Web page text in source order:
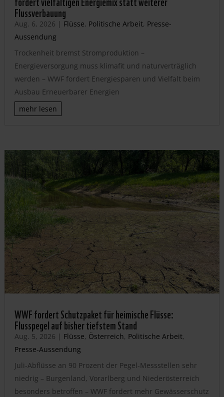
Flussverbauung
Aug. 6, 2026 | Flüsse, Politische Arbeit, Presse-
Aussendung
Trockenheit bremst Stromproduktion –
Energieversorgung muss klimafit und naturverträglich
werden – WWF fordert Energiesparen und Vielfalt beim
Ausbau Erneuerbarer Energien
mehr lesen
WWF fordert Schutzpaket für heimische Flüsse:
Flusspegel auf bisher tiefstem Stand
Aug. 5, 2026 | Flüsse, Österreich, Politische Arbeit,
Presse-Aussendung
Juli-Abflüsse an 90 Prozent der Pegel-Messstellen sehr
niedrig – Burgenland, Vorarlberg und Niederösterreich
besonders betroffen – WWF fordert mehr Gewässerschutz